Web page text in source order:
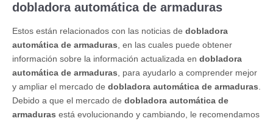
dobladora automática de armaduras
Estos están relacionados con las noticias de dobladora
automática de armaduras , en las cuales puede obtener
información sobre la información actualizada en dobladora
automática de armaduras , para ayudarlo a comprender mejor
y ampliar el mercado de dobladora automática de armaduras
Debido a que el mercado de dobladora automática de
armaduras está evolucionando y cambiando, le recomendamos